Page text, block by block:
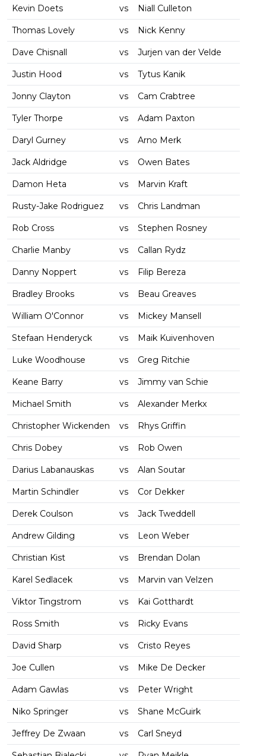
Kevin Doets vs Niall Culleton
Thomas Lovely vs Nick Kenny
Dave Chisnall vs Jurjen van der Velde
Justin Hood vs Tytus Kanik
Jonny Clayton vs Cam Crabtree
Tyler Thorpe vs Adam Paxton
Daryl Gurney vs Arno Merk
Jack Aldridge vs Owen Bates
Damon Heta vs Marvin Kraft
Rusty-Jake Rodriguez vs Chris Landman
Rob Cross vs Stephen Rosney
Charlie Manby vs Callan Rydz
Danny Noppert vs Filip Bereza
Bradley Brooks vs Beau Greaves
William O'Connor vs Mickey Mansell
Stefaan Henderyck vs Maik Kuivenhoven
Luke Woodhouse vs Greg Ritchie
Keane Barry vs Jimmy van Schie
Michael Smith vs Alexander Merkx
Christopher Wickenden vs Rhys Griffin
Chris Dobey vs Rob Owen
Darius Labanauskas vs Alan Soutar
Martin Schindler vs Cor Dekker
Derek Coulson vs Jack Tweddell
Andrew Gilding vs Leon Weber
Christian Kist vs Brendan Dolan
Karel Sedlacek vs Marvin van Velzen
Viktor Tingstrom vs Kai Gotthardt
Ross Smith vs Ricky Evans
David Sharp vs Cristo Reyes
Joe Cullen vs Mike De Decker
Adam Gawlas vs Peter Wright
Niko Springer vs Shane McGuirk
Jeffrey De Zwaan vs Carl Sneyd